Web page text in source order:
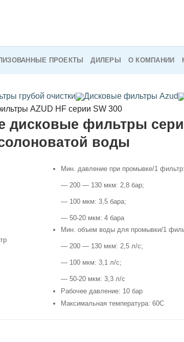
ПРОЕКТЫ ДИЛЕРЫ О КОМПАНИИ
грубой очистки Дисковые фильтры Azud
AZUD HF серии SW 300
дисковые фильтры
воды
Мин. давление при промывке/1 фильтр:
— 200 — 130 мкм: 2,8 бар;
— 100 мкм: 3,5 бара;
— 50-20 мкм: 4 бара
Мин. объем воды для промывки/1
— 200 — 130 мкм: 2,5 л/с;
— 100 мкм: 3,1 л/с;
— 50-20 мкм: 3,3 л/с
Рабочее давление: 10 бар
Максимальная температура: 60С